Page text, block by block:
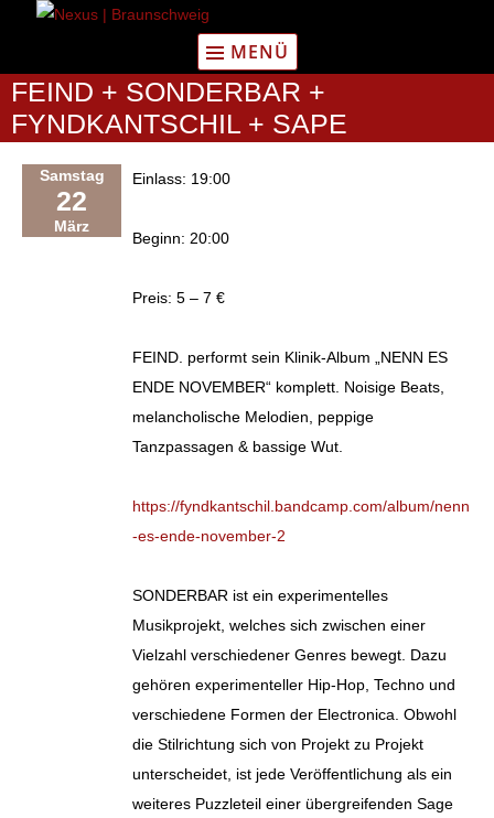
springen
MENÜ
FEIND + SONDERBAR +
FYNDKANTSCHIL + SAPE
Samstag
22
März
Einlass: 19:00
Beginn: 20:00
Preis: 5 – 7 €
FEIND. performt sein Klinik-Album „NENN ES
ENDE NOVEMBER“ komplett. Noisige Beats,
melancholische Melodien, peppige
Tanzpassagen & bassige Wut.
https://fyndkantschil.bandcamp.com/album/nenn
-es-ende-november-2
SONDERBAR ist ein experimentelles
Musikprojekt, welches sich zwischen einer
Vielzahl verschiedener Genres bewegt. Dazu
gehören experimenteller Hip-Hop, Techno und
verschiedene Formen der Electronica. Obwohl
die Stilrichtung sich von Projekt zu Projekt
unterscheidet, ist jede Veröffentlichung als ein
weiteres Puzzleteil einer übergreifenden Sage